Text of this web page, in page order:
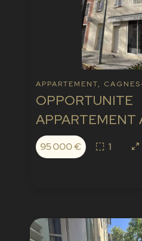
APPARTEMENT,
OPPORTUNITE
APPARTEMENT
95 000 € 1